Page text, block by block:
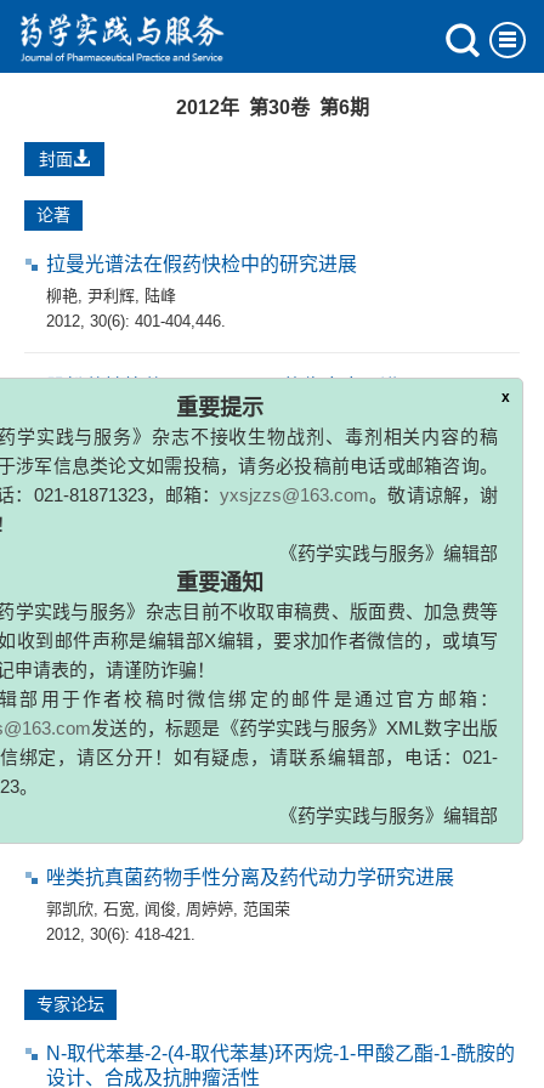
x
重要提示
学实践与服务》杂志不接收生物战剂、毒剂相关内容的稿
涉军信息类论文如需投稿，请务必投稿前电话或邮箱咨询。
：021-81871323，邮箱：yxsjzzs@163.com。敬请谅解，谢
重要通知
学实践与服务》杂志目前不收取审稿费、版面费、加急费等
收到邮件声称是编辑部X编辑，要求加作者微信的，或填写
申请表的，请谨防诈骗！
部用于作者校稿时微信绑定的邮件是通过官方邮箱：
发送的，标题是《药学实践与服务》XML数字出版
绑定，请区分开！如有疑虑，请联系编辑部，电话：021-
。
2012年 第30卷 第6期
封面
论著
拉曼光谱法在假药快检中的研究进展
柳艳 尹利辉
陆峰
2012, 30(6): 401-404,446.
姜远英,颜天华
2012, 30(6): 405-407,453.
慢性阻塞性肺疾病的药物治疗进展
2012, 30(6): 408-411.
奥沙利铂杂质研究进展
牛冲, 刘桂花,张中湖
2012, 30(6): 412-414,436.
抑郁症治疗依从性研究概述
唑类抗真菌药物手性分离及药代动力学研究进展
郭凯欣 石宽 闻俊 周婷婷 范国荣
2012, 30(6): 418-421.
专家论坛
N-取代苯基-2-(4-取代苯基)环丙烷-1-甲酸乙酯-1-酰胺的
设计、合成及抗肿瘤活性